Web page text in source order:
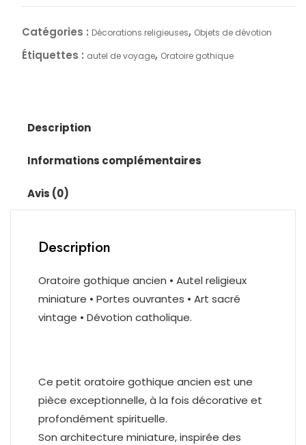
gothique
ancien
Autel
Portes
sacré
Dévotion
catholique
Catégories : Décorations religieuses, Objets de dévotion
Étiquettes : autel de voyage, Oratoire gothique
Description
Informations complémentaires
Avis (0)
Description
Oratoire gothique ancien • Autel religieux
miniature • Portes ouvrantes • Art sacré
vintage • Dévotion catholique.
Ce petit oratoire gothique ancien est une
pièce exceptionnelle, à la fois décorative et
profondément spirituelle.
Son architecture miniature, inspirée des